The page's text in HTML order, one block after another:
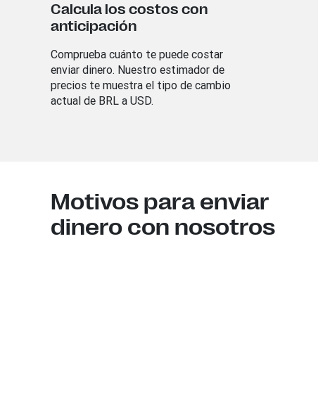
Calcula los costos con
anticipación
Comprueba cuánto te puede costar
enviar dinero. Nuestro estimador de
precios te muestra el tipo de cambio
actual de BRL a USD.
Motivos para enviar
dinero con nosotros